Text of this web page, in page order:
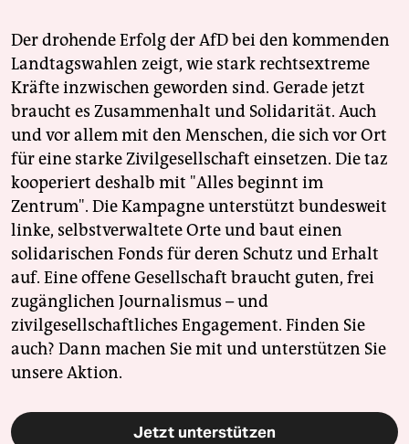
Der drohende Erfolg der AfD bei den kommenden
Landtagswahlen zeigt, wie stark rechtsextreme
Kräfte inzwischen geworden sind. Gerade jetzt
braucht es Zusammenhalt und Solidarität. Auch
und vor allem mit den Menschen, die sich vor Ort
für eine starke Zivilgesellschaft einsetzen. Die taz
kooperiert deshalb mit "Alles beginnt im
Zentrum". Die Kampagne unterstützt bundesweit
linke, selbstverwaltete Orte und baut einen
solidarischen Fonds für deren Schutz und Erhalt
auf. Eine offene Gesellschaft braucht guten, frei
zugänglichen Journalismus – und
zivilgesellschaftliches Engagement. Finden Sie
auch? Dann machen Sie mit und unterstützen Sie
unsere Aktion.
Jetzt unterstützen